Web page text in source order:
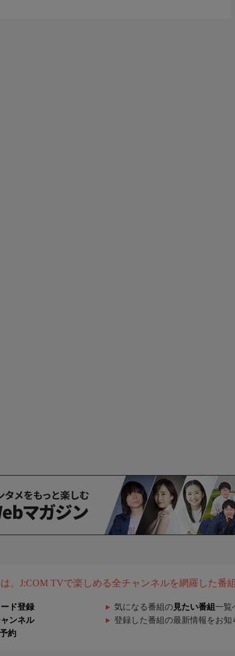
、J:COM TVで楽しめる全チャンネルを網羅した番
ド登録 気になる番組の 見たい番組 一覧
ンネル 登録した番組の最新情報をお知
約